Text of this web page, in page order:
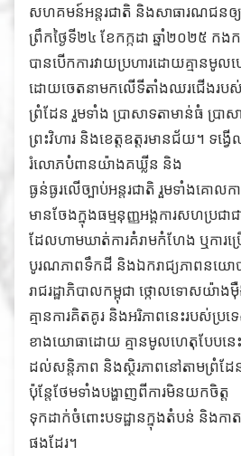
សហគមន៍អន្តរជាតិ និងសាធារណជនឲ្យ
ព្រឹកថ្ងៃទី២៤ ខែកក្កដា ឆ្នាំ២០២៥ កងក
បានបើកការវាយប្រហារដោយគ្មានមូ
ដោយចេតនាមកលើទីតាំងឈរជើងរបស់
ព្រំដែន រួមទាំង ប្រាសាទតាមាន់ធំ ប្រា
ព្រះវិហារ និងខេត្តឧត្តរមានជ័យ។ ទង្វើ
រំលោភបំពានយ៉ាងគឃ្លីន និង
ធ្ងន់ធ្ងរលើច្បាប់អន្តរជាតិ រួមទាំងគោ
មានចែងក្នុងធម្មនុញ្ញអង្គការសហប្រជា
ដែលហាមឃាត់ការគំរាមកំហែង ឬការប្រ
បូរណភាពទឹកដី និងឯករាជ្យភាពនយ
រាជរដ្ឋាភិបាលកម្ពុជា ថ្កោលទោសយ៉ាង
គ្មានការគិតគូរ និងអរិភាពនេះរបស់ប្រ
ខាងយោធាដោយ គ្មានមូលហេតុបែបនេះ
ដល់សន្តិភាព និងស្ថិរភាពនៅតាមព្រំដ
ប៉ុន្តែថែមទាំងបង្ហាញពីការមិនយកចិត្ត
ទុកដាក់ចំពោះបទដ្ឋានក្នុងតំបន់ និងកាតព្
ផងដែរ។